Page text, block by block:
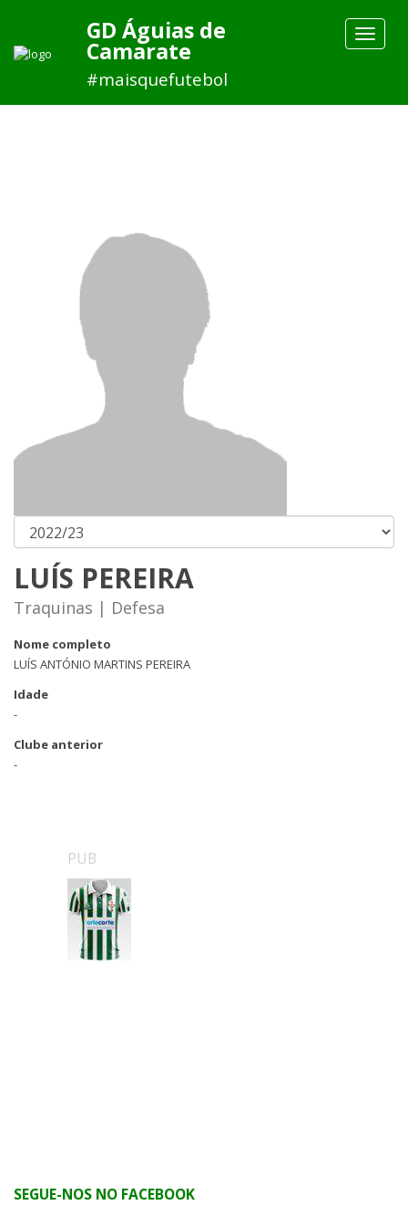
Toggle
GD Águias de
Camarate
#maisquefutebol
LUÍS PEREIRA
Traquinas | Defesa
Nome completo
LUÍS ANTÓNIO MARTINS PEREIRA
Idade
-
Clube anterior
-
PUB
SEGUE-NOS NO FACEBOOK